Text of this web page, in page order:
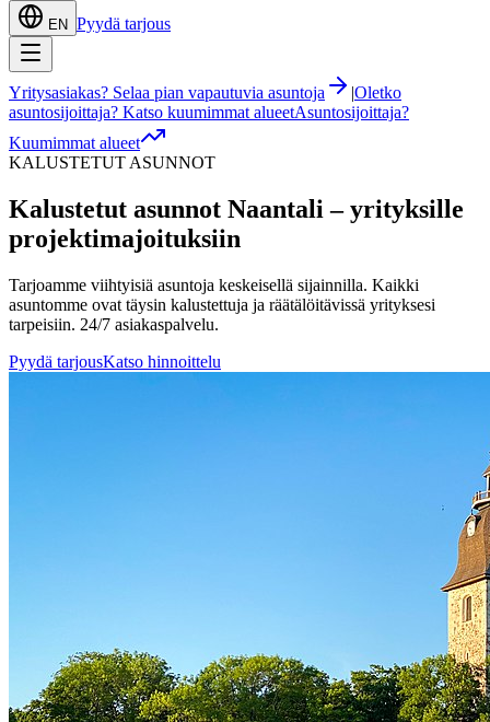
EN Pyydä tarjous
Yritysasiakas? Selaa pian vapautuvia asuntoja |Oletko
asuntosijoittaja? Katso kuumimmat alueetAsuntosijoittaja?
Kuumimmat alueet
KALUSTETUT ASUNNOT
Kalustetut asunnot Naantali – yrityksille
projektimajoituksiin
Tarjoamme viihtyisiä asuntoja keskeisellä sijainnilla. Kaikki
asuntomme ovat täysin kalustettuja ja räätälöitävissä yrityksesi
tarpeisiin. 24/7 asiakaspalvelu.
Pyydä tarjousKatso hinnoittelu